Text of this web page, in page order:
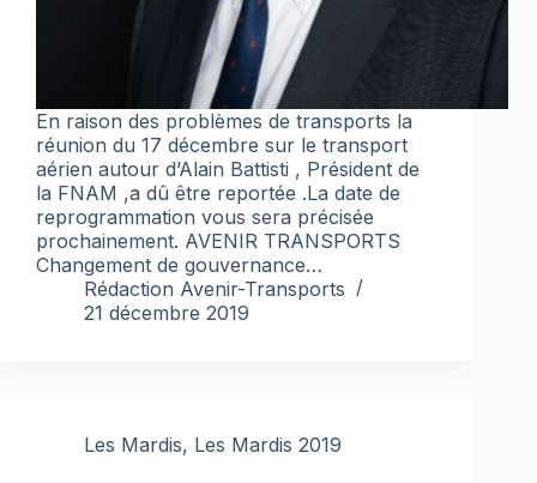
En raison des problèmes de transports la
réunion du 17 décembre sur le transport
aérien autour d’Alain Battisti , Président de
la FNAM ,a dû être reportée .La date de
reprogrammation vous sera précisée
prochainement. AVENIR TRANSPORTS
Changement de gouvernance…
Rédaction Avenir-Transports
21 décembre 2019
Les Mardis, Les Mardis 2019